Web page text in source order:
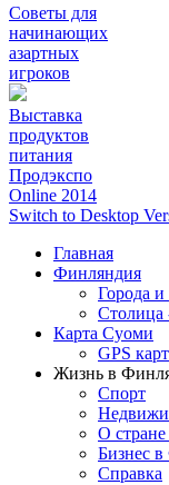
Советы для
начинающих
азартных
игроков
Выставка
продуктов
питания
Продэкспо
Online 2014
Switch to Desktop
Главная
Финляндия
Города
Столица
Карта Суоми
GPS
Жизнь в
Спорт
О
Бизнес
Справка